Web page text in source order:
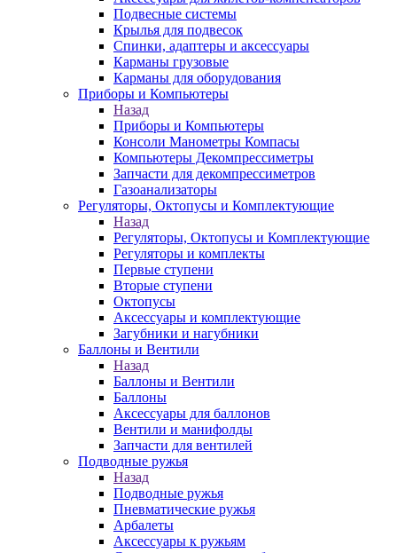
Подвесные системы
Крылья для подвесок
Спинки, адаптеры и аксессуары
Карманы грузовые
Карманы для оборудования
Приборы и Компьютеры
Назад
Приборы и Компьютеры
Консоли Манометры Компасы
Компьютеры Декомпрессиметры
Запчасти для декомпрессиметров
Газоанализаторы
Регуляторы, Октопусы и Комплектующие
Назад
Регуляторы, Октопусы и Комплектующие
Регуляторы и комплекты
Первые ступени
Вторые ступени
Октопусы
Аксессуары и комплектующие
Загубники и нагубники
Баллоны и Вентили
Назад
Баллоны и Вентили
Баллоны
Аксессуары для баллонов
Вентили и манифолды
Запчасти для вентилей
Подводные ружья
Назад
Подводные ружья
Пневматические ружья
Арбалеты
Аксессуары к ружьям